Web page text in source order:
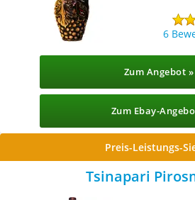
6
Zum Angebot »
Zum Ebay-
Preis-Leistungs-
Tsinapari